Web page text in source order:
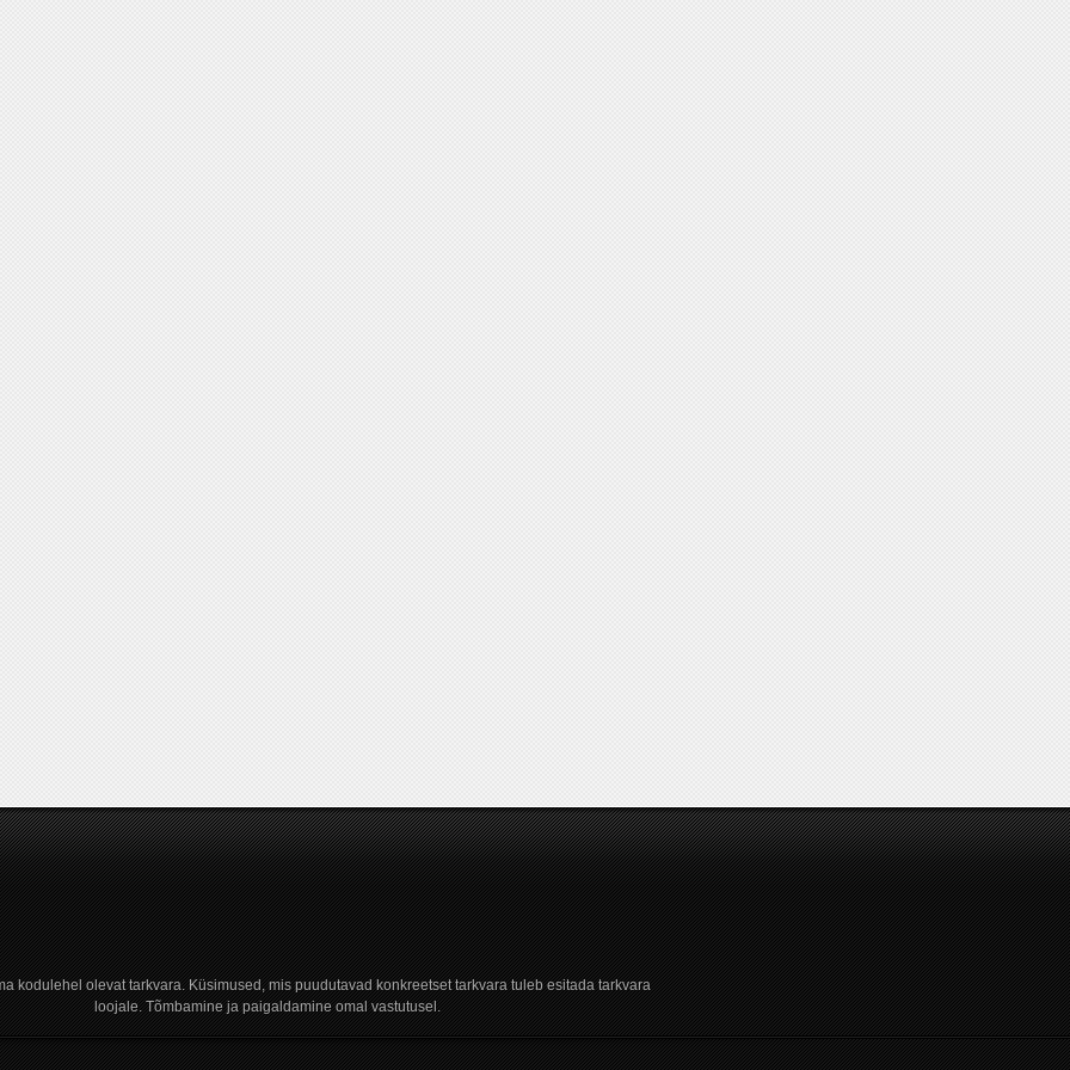
kodulehel olevat tarkvara. Küsimused, mis puudutavad konkreetset tarkvara tuleb esitada tarkvara
loojale. Tõmbamine ja paigaldamine omal vastutusel.